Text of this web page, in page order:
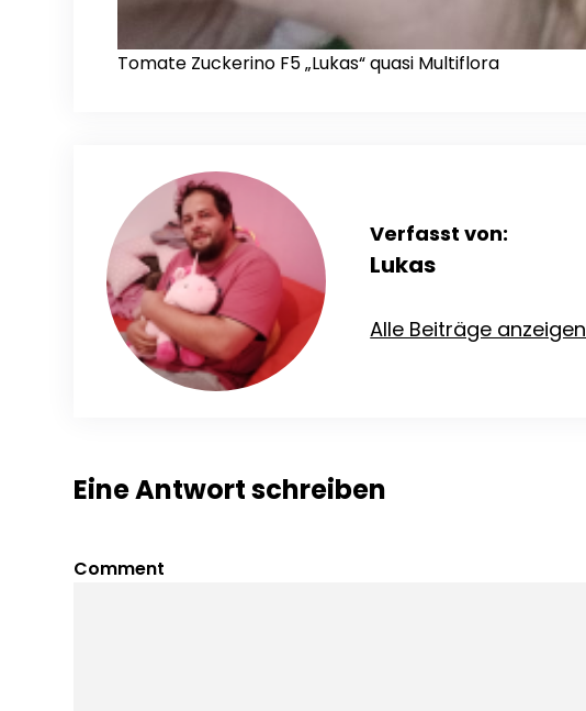
Tomate Zuckerino F5 „Lukas“ quasi Multiflora
Verfasst von:
Lukas
Alle Beiträge anzeigen
Eine Antwort schreiben
Comment